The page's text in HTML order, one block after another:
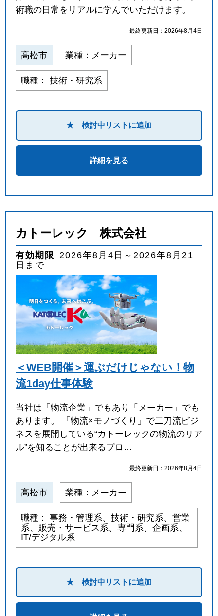
術職の日常をリアルに学んでいただけます。
最終更新日：2026年8月4日
高松市 業種：メーカー
職種： 技術・研究系
★ 検討中リストに追加
詳細を見る
カトーレック 株式会社
有効期限 2026年8月4日～2026年8月21
日まで
＜WEB開催＞運ぶだけじゃない！物
流1day仕事体験
当社は「物流企業」でもあり「メーカー」でも
あります。 「物流×モノづくり」で二刀流ビジ
ネスを展開している“カトーレックの物流のリア
ル”を知ることが出来るプロ…
最終更新日：2026年8月4日
高松市 業種：メーカー
職種： 事務・管理系、技術・研究系、営業
系、販売・サービス系、専門系、企画系、
IT/デジタル系
★ 検討中リストに追加